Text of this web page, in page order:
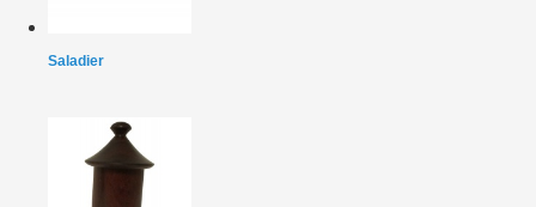
Saladier